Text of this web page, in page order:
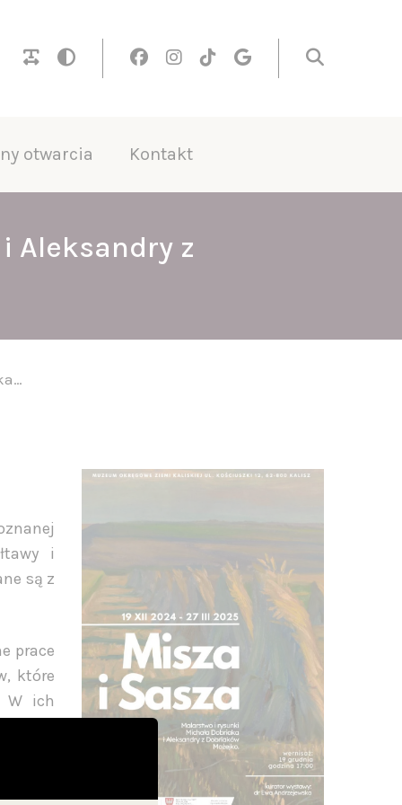
otwarcia Kontakt
Aleksandry z
i
są z
prace
które
W ich
w